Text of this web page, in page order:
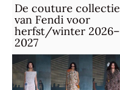
De couture collectie
van Fendi voor
herfst/winter 2026–
2027